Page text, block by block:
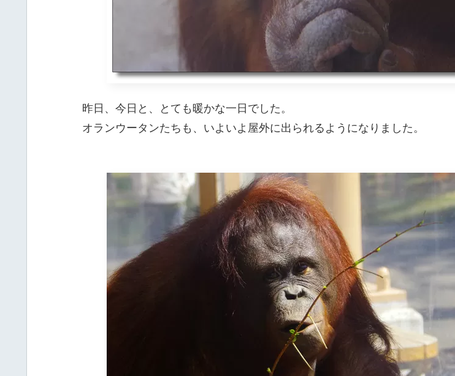
昨日、今日と、とても暖かな一日でした。
オランウータンたちも、いよいよ屋外に出られるようになりました。